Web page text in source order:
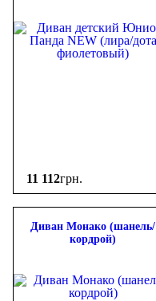
-
Угловой(5)
Еврокнижка(5)
Выкатной(17)
11 112грн.
Диван Монако (шанель/
кордрой)